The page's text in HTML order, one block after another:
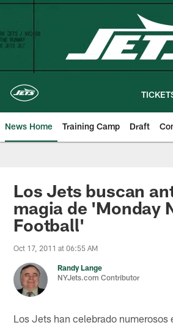
Skip
content
News Home Training Camp Draft
Los Jets buscan
magia de 'Monday
Football'
Oct 17, 2011 at 06:55 AM
Randy Lange
NYJets.com Contributor
Los Jets han celebrado numerosos